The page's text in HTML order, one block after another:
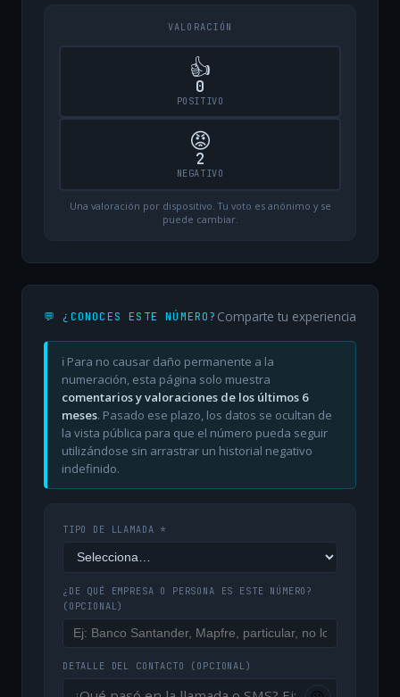
VALORACIÓN
👍
0
POSITIVO
😡
2
NEGATIVO
Una valoración por dispositivo. Tu voto es anónimo y se
puede cambiar.
💬 ¿CONOCES ESTE NÚMERO? Comparte tu experiencia
ℹ️ Para no causar daño permanente a la
numeración, esta página solo muestra
comentarios y valoraciones de los últimos 6
meses. Pasado ese plazo, los datos se ocultan de
la vista pública para que el número pueda seguir
utilizándose sin arrastrar un historial negativo
indefinido.
TIPO DE LLAMADA *
¿DE QUÉ EMPRESA O PERSONA ES ESTE NÚMERO?
(OPCIONAL)
DETALLE DEL CONTACTO (OPCIONAL)